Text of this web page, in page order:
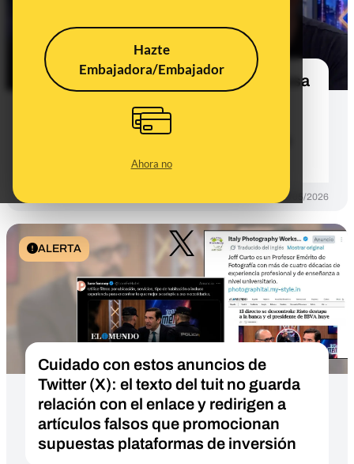
Hazte
Embajadora/Embajador
Ahora no
El timo que suplanta a El Mundo y usa
promocionar la plataforma de
inversión no autorizada Index Iplex
20/05/2026
ALERTA
Cuidado con estos anuncios de
Twitter (X): el texto del tuit no guarda
relación con el enlace y redirigen a
artículos falsos que promocionan
supuestas plataformas de inversión